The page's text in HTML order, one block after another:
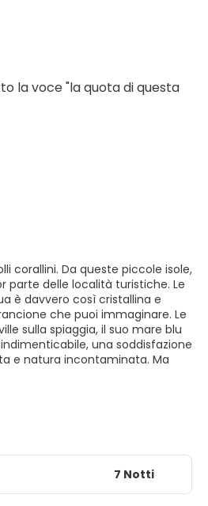
la voce "la quota di questa
corallini. Da queste piccole isole,
parte delle località turistiche. Le
è davvero così cristallina e
che puoi immaginare. Le
sulla spiaggia, il suo mare blu
una soddisfazione
e natura incontaminata. Ma
7 Notti